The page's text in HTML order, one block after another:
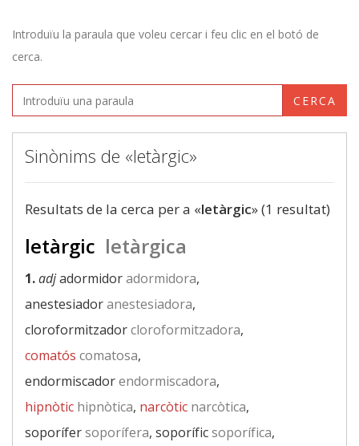
Introduïu la paraula que voleu cercar i feu clic en el botó de
cerca.
CERCA
Sinònims de «letàrgic»
Resultats de la cerca per a «letàrgic» (1 resultat)
letàrgic letàrgica
1.adjadormidoradormidora,
anestesiadoranestesiadora,
cloroformitzadorcloroformitzadora,
comatós comatosa,
endormiscadorendormiscadora,
hipnòtic hipnòtica, narcòtic narcòtica,
soporífersoporífera, soporíficsoporífica,